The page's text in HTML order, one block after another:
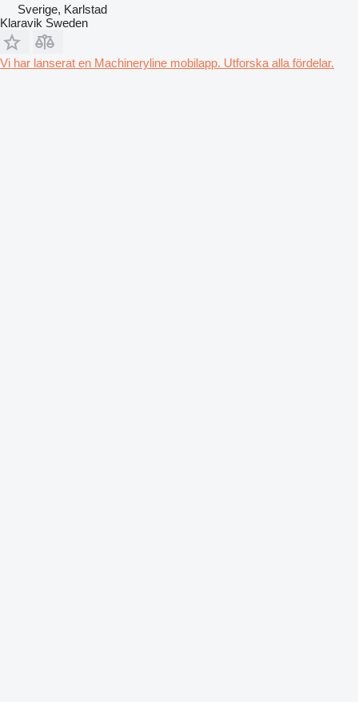
Sverige, Karlstad
Klaravik Sweden
Vi har lanserat en Machineryline mobilapp. Utforska alla fördelar.